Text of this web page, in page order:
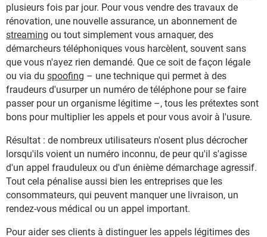
plusieurs fois par jour. Pour vous vendre des travaux de
rénovation, une nouvelle assurance, un abonnement de
streaming ou tout simplement vous arnaquer, des
démarcheurs téléphoniques vous harcèlent, souvent sans
que vous n'ayez rien demandé. Que ce soit de façon légale
ou via du spoofing – une technique qui permet à des
fraudeurs d'usurper un numéro de téléphone pour se faire
passer pour un organisme légitime –, tous les prétextes sont
bons pour multiplier les appels et pour vous avoir à l'usure.
Résultat : de nombreux utilisateurs n'osent plus décrocher
lorsqu'ils voient un numéro inconnu, de peur qu'il s'agisse
d'un appel frauduleux ou d'un énième démarchage agressif.
Tout cela pénalise aussi bien les entreprises que les
consommateurs, qui peuvent manquer une livraison, un
rendez-vous médical ou un appel important.
Pour aider ses clients à distinguer les appels légitimes des